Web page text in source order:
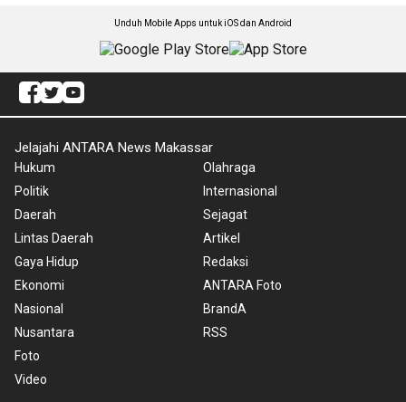
Unduh Mobile Apps untuk iOS dan Android
Jelajahi ANTARA News Makassar
Hukum
Politik
Daerah
Lintas Daerah
Gaya Hidup
Ekonomi
Nasional
Nusantara
Foto
Video
Olahraga
Internasional
Sejagat
Artikel
Redaksi
ANTARA Foto
BrandA
RSS